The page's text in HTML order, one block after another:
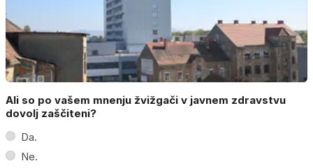
Ali so po vašem mnenju žvižgači v javnem zdravstvu
dovolj zaščiteni?
Da.
Ne.